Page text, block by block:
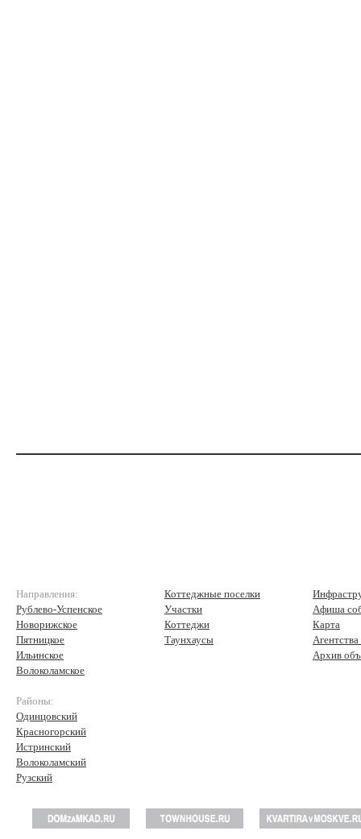
Направления:
Рублево-Успенское
Новорижское
Пятницкое
Ильинское
Волоколамское
Районы:
Одинцовский
Красногорский
Истринский
Волоколамский
Рузский
Коттеджные поселки
Участки
Коттеджи
Таунхаусы
Афиша
Карта
Архив